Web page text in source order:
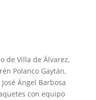
de Villa de Álvarez,
Polanco Gaytán,
Ángel Barbosa
con equipo